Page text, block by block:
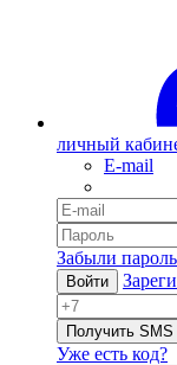
личный
E-mail
Забыли
Войти
Получить
Уже есть код?